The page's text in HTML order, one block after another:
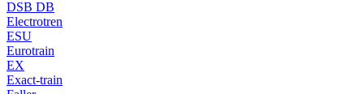
DSB DB
Electrotren
ESU
Eurotrain
EX
Exact-train